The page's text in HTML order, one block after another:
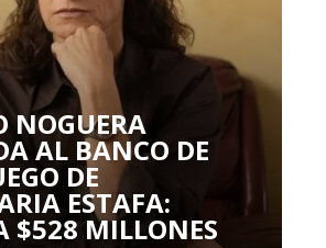
NOGUERA
AL BANCO DE
DE
ESTAFA:
$528 MILLONES